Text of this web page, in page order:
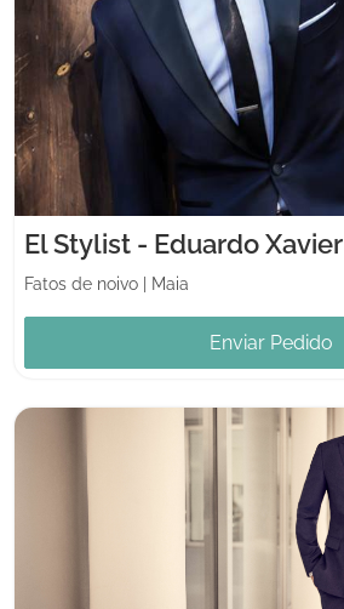
El Stylist - Eduardo Xavier
Fatos de noivo Maia
Enviar Pedido